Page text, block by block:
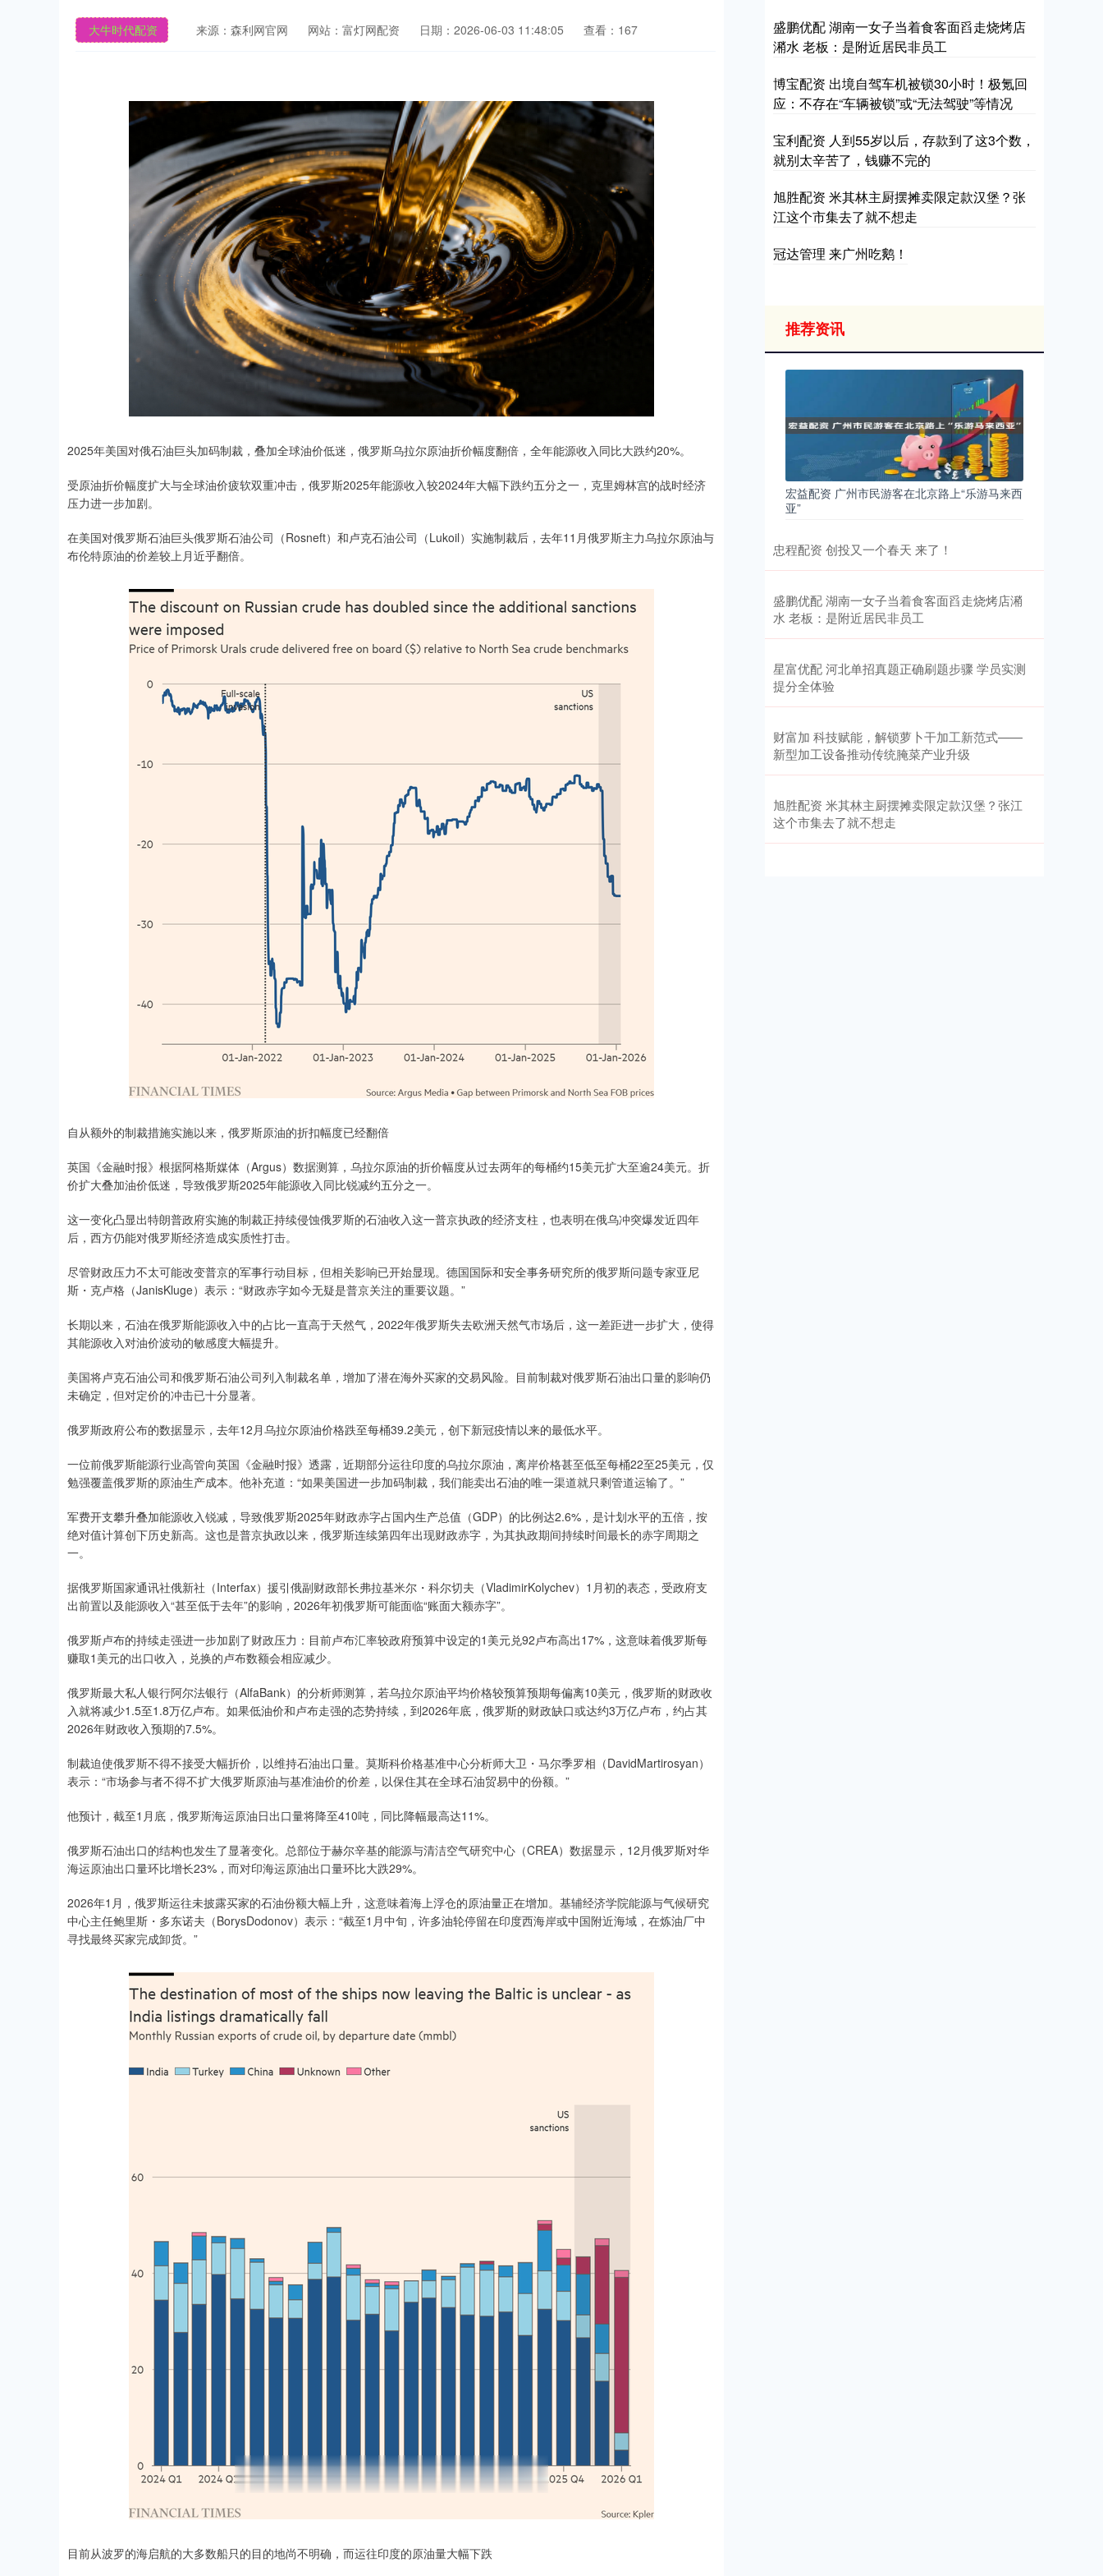
大牛时代配资 来源：森利网官网 网站：富灯网配资 日期：2026-06-03 11:48:05 查看：167
2025年美国对俄石油巨头加码制裁，叠加全球油价低迷，俄罗斯乌拉尔原油折价幅度翻倍，全年能源收入同比大跌约20%。
受原油折价幅度扩大与全球油价疲软双重冲击，俄罗斯2025年能源收入较2024年大幅下跌约五分之一，克里姆林宫的战时经济
压力进一步加剧。
在美国对俄罗斯石油巨头俄罗斯石油公司（Rosneft）和卢克石油公司（Lukoil）实施制裁后，去年11月俄罗斯主力乌拉尔原油与
布伦特原油的价差较上月近乎翻倍。
自从额外的制裁措施实施以来，俄罗斯原油的折扣幅度已经翻倍
英国《金融时报》根据阿格斯媒体（Argus）数据测算，乌拉尔原油的折价幅度从过去两年的每桶约15美元扩大至逾24美元。折
价扩大叠加油价低迷，导致俄罗斯2025年能源收入同比锐减约五分之一。
这一变化凸显出特朗普政府实施的制裁正持续侵蚀俄罗斯的石油收入这一普京执政的经济支柱，也表明在俄乌冲突爆发近四年
后，西方仍能对俄罗斯经济造成实质性打击。
尽管财政压力不太可能改变普京的军事行动目标，但相关影响已开始显现。德国国际和安全事务研究所的俄罗斯问题专家亚尼
斯・克卢格（JanisKluge）表示：“财政赤字如今无疑是普京关注的重要议题。”
长期以来，石油在俄罗斯能源收入中的占比一直高于天然气，2022年俄罗斯失去欧洲天然气市场后，这一差距进一步扩大，使得
其能源收入对油价波动的敏感度大幅提升。
美国将卢克石油公司和俄罗斯石油公司列入制裁名单，增加了潜在海外买家的交易风险。目前制裁对俄罗斯石油出口量的影响仍
未确定，但对定价的冲击已十分显著。
俄罗斯政府公布的数据显示，去年12月乌拉尔原油价格跌至每桶39.2美元，创下新冠疫情以来的最低水平。
一位前俄罗斯能源行业高管向英国《金融时报》透露，近期部分运往印度的乌拉尔原油，离岸价格甚至低至每桶22至25美元，仅
勉强覆盖俄罗斯的原油生产成本。他补充道：“如果美国进一步加码制裁，我们能卖出石油的唯一渠道就只剩管道运输了。”
军费开支攀升叠加能源收入锐减，导致俄罗斯2025年财政赤字占国内生产总值（GDP）的比例达2.6%，是计划水平的五倍，按
绝对值计算创下历史新高。这也是普京执政以来，俄罗斯连续第四年出现财政赤字，为其执政期间持续时间最长的赤字周期之
一。
据俄罗斯国家通讯社俄新社（Interfax）援引俄副财政部长弗拉基米尔・科尔切夫（VladimirKolychev）1月初的表态，受政府支
出前置以及能源收入“甚至低于去年”的影响，2026年初俄罗斯可能面临“账面大额赤字”。
俄罗斯卢布的持续走强进一步加剧了财政压力：目前卢布汇率较政府预算中设定的1美元兑92卢布高出17%，这意味着俄罗斯每
赚取1美元的出口收入，兑换的卢布数额会相应减少。
俄罗斯最大私人银行阿尔法银行（AlfaBank）的分析师测算，若乌拉尔原油平均价格较预算预期每偏离10美元，俄罗斯的财政收
入就将减少1.5至1.8万亿卢布。如果低油价和卢布走强的态势持续，到2026年底，俄罗斯的财政缺口或达约3万亿卢布，约占其
2026年财政收入预期的7.5%。
制裁迫使俄罗斯不得不接受大幅折价，以维持石油出口量。莫斯科价格基准中心分析师大卫・马尔季罗相（DavidMartirosyan）
表示：“市场参与者不得不扩大俄罗斯原油与基准油价的价差，以保住其在全球石油贸易中的份额。”
他预计，截至1月底，俄罗斯海运原油日出口量将降至410吨，同比降幅最高达11%。
俄罗斯石油出口的结构也发生了显著变化。总部位于赫尔辛基的能源与清洁空气研究中心（CREA）数据显示，12月俄罗斯对华
海运原油出口量环比增长23%，而对印海运原油出口量环比大跌29%。
2026年1月，俄罗斯运往未披露买家的石油份额大幅上升，这意味着海上浮仓的原油量正在增加。基辅经济学院能源与气候研究
中心主任鲍里斯・多东诺夫（BorysDodonov）表示：“截至1月中旬，许多油轮停留在印度西海岸或中国附近海域，在炼油厂中
寻找最终买家完成卸货。”
目前从波罗的海启航的大多数船只的目的地尚不明确，而运往印度的原油量大幅下跌
盛鹏优配 湖南一女子当着食客面舀走烧烤店
潲水 老板：是附近居民非员工
博宝配资 出境自驾车机被锁30小时！极氪回
应：不存在“车辆被锁”或“无法驾驶”等情况
宝利配资 人到55岁以后，存款到了这3个数，
就别太辛苦了，钱赚不完的
旭胜配资 米其林主厨摆摊卖限定款汉堡？张
江这个市集去了就不想走
冠达管理 来广州吃鹅！
推荐资讯
宏益配资 广州市民游客在北京路上“乐游马来西
亚”
忠程配资 创投又一个春天 来了！
盛鹏优配 湖南一女子当着食客面舀走烧烤店潲
水 老板：是附近居民非员工
星富优配 河北单招真题正确刷题步骤 学员实测
提分全体验
财富加 科技赋能，解锁萝卜干加工新范式——
新型加工设备推动传统腌菜产业升级
旭胜配资 米其林主厨摆摊卖限定款汉堡？张江
这个市集去了就不想走